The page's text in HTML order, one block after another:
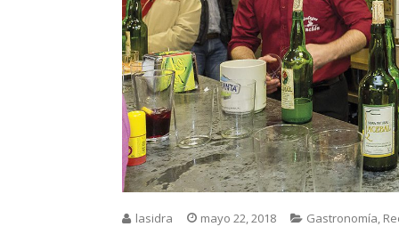
lasidra mayo 22, 2018 Gastronomía,